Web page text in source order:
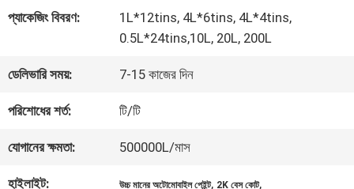
মান
আমাদের
সাথে
প্যাকেজিং বিবরণ:
1L*12tins, 4L*6tins, 4L*4tins,
0.5L*24tins,10L, 20L, 200L
ডেলিভারি সময়: 7-15 কাজের দিন
পরিশোধের শর্ত: টি/টি
যোগানের ক্ষমতা: 500000L/মাস
হাইলাইট: উচ্চ মানের অটোমোবাইল পেইন্ট, 2K বেস কোট,